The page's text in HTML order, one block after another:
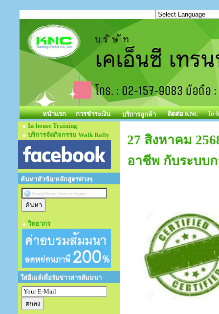
หน้าแรก การชำระเงิน บริการลูกค้า ติดต่อ KNC
In-
In-house Training
บริการจัดกิจกรรม Walk Rally
ค้นหาหัวข้อ/หลักสูตรต่างๆ
วิทยากร
ใส่อีเมล์เพื่อรับข่าวสารสัมมนา
27 สิงหาคม
อาชีพ กับระบบก